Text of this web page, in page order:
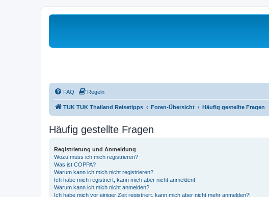
FAQ Regeln
TUK TUK Thailand Reisetipps Foren-Übersicht Häufig gestellte Fragen
Häufig gestellte Fragen
Registrierung und Anmeldung
Wozu muss ich mich registrieren?
Was ist COPPA?
Warum kann ich mich nicht registrieren?
Ich habe mich registriert, kann mich aber nicht anmelden!
Warum kann ich mich nicht anmelden?
Ich habe mich vor einiger Zeit registriert, kann mich aber nicht mehr anmelden?!